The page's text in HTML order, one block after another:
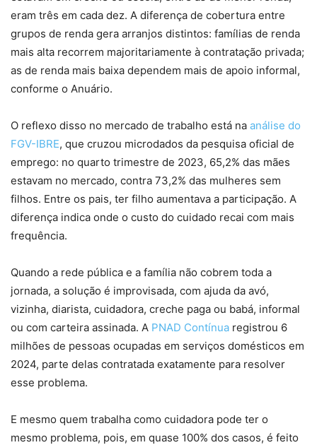
eram três em cada dez. A diferença de cobertura entre
grupos de renda gera arranjos distintos: famílias de renda
mais alta recorrem majoritariamente à contratação privada;
as de renda mais baixa dependem mais de apoio informal,
conforme o Anuário.
O reflexo disso no mercado de trabalho está na análise do
FGV-IBRE, que cruzou microdados da pesquisa oficial de
emprego: no quarto trimestre de 2023, 65,2% das mães
estavam no mercado, contra 73,2% das mulheres sem
filhos. Entre os pais, ter filho aumentava a participação. A
diferença indica onde o custo do cuidado recai com mais
frequência.
Quando a rede pública e a família não cobrem toda a
jornada, a solução é improvisada, com ajuda da avó,
vizinha, diarista, cuidadora, creche paga ou babá, informal
ou com carteira assinada. A PNAD Contínua registrou 6
milhões de pessoas ocupadas em serviços domésticos em
2024, parte delas contratada exatamente para resolver
esse problema.
E mesmo quem trabalha como cuidadora pode ter o
mesmo problema, pois, em quase 100% dos casos, é feito